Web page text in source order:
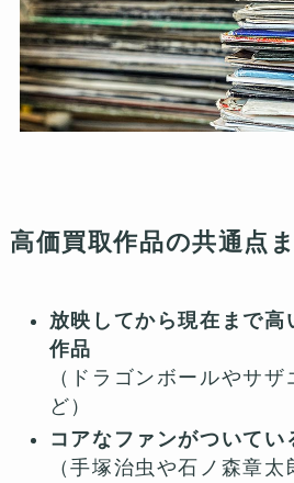
高価買取作品の共通点
放映してから現在まで高
作品
（ドラゴンボールやサ
ど）
コアなファンがついてい
（手塚治虫や石ノ森章